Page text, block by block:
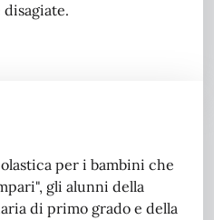
per i bambini che
gli alunni della
di primo grado e della